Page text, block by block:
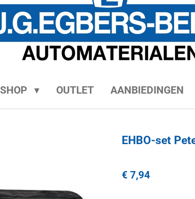
OUTLET AANBIEDINGEN
EHBO-set
€ 7,94